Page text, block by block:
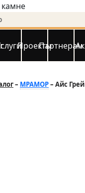
ПроектыПартнерам
МРАМОР Айс Грей